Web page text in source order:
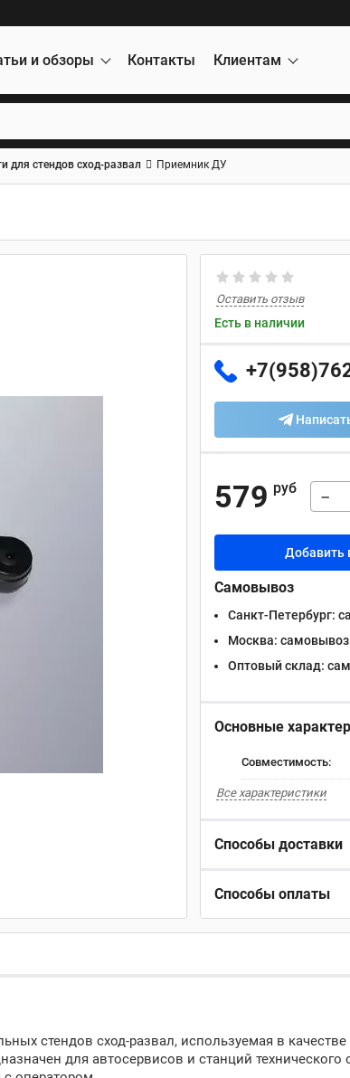
и обзоры Контакты Клиентам
для стендов сход-развал Приемник ДУ
Оставить отзыв
Есть в наличии
579 руб −
Добавить
Самовывоз
Санкт-Петербург:
Москва: самовывоз
Оптовый склад:
Основные
Совместимость:
Все характеристики
Способы доставки
Способы оплаты
стендов сход-развал, используемая в
для автосервисов и станций технического